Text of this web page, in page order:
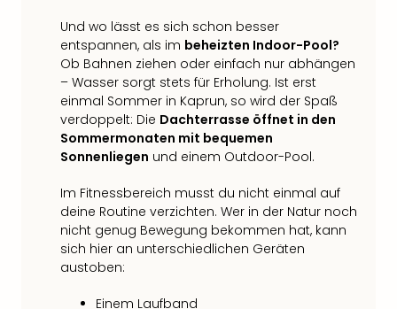
Und wo lässt es sich schon besser
entspannen, als im beheizten Indoor-Pool?
Ob Bahnen ziehen oder einfach nur abhängen
– Wasser sorgt stets für Erholung. Ist erst
einmal Sommer in Kaprun, so wird der Spaß
verdoppelt: Die Dachterrasse öffnet in den
Sommermonaten mit bequemen
Sonnenliegen und einem Outdoor-Pool.
Im Fitnessbereich musst du nicht einmal auf
deine Routine verzichten. Wer in der Natur noch
nicht genug Bewegung bekommen hat, kann
sich hier an unterschiedlichen Geräten
austoben:
Einem Laufband